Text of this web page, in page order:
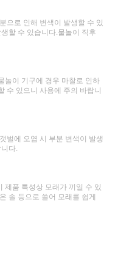
으로 인해 변색이 발생할 수 있
할 수 있습니다.물놀이 직후
놀이 기구에 경우 마찰로 인하
수 있으니 사용에 주의 바랍니
벌에 오염 시 부분 변색이 발생
다.
제품 특성상 모래가 끼일 수 있
솔 등으로 쓸어 모래를 쉽게